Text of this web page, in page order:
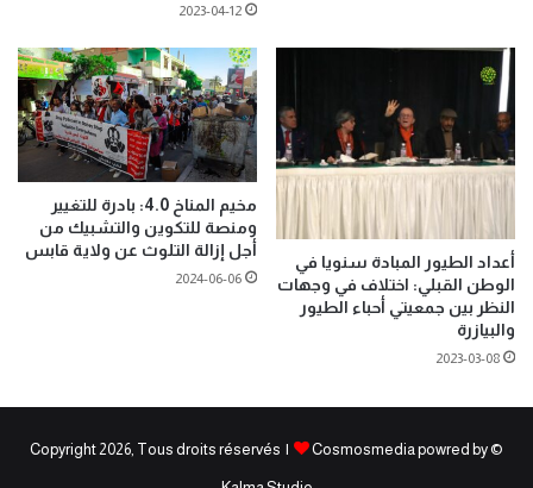
2023-04-12
أعداد الطيور المبادة سنويا في
الوطن القبلي: اختلاف في وجهات
النظر بين جمعيتي أحباء الطيور
والبيازرة
2023-03-08
مخيم المناخ 4.0: بادرة للتغيير
ومنصة للتكوين والتشبيك من
أجل إزالة التلوث عن ولاية قابس
2024-06-06
© Copyright 2026, Tous droits réservés |
Cosmosmedia powred by